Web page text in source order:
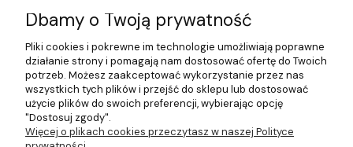
Płatności i dostawa
Pomoc
Moje konto
Dbamy o Twoją prywatność
Pliki cookies i pokrewne im technologie umożliwiają poprawne
działanie strony i pomagają nam dostosować ofertę do Twoich
potrzeb. Możesz zaakceptować wykorzystanie przez nas
wszystkich tych plików i przejść do sklepu lub dostosować
użycie plików do swoich preferencji, wybierając opcję
"Dostosuj zgody".
Więcej o plikach cookies przeczytasz w naszej Polityce